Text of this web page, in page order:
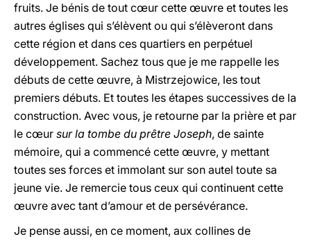
fruits. Je bénis de tout cœur cette œuvre et toutes les
autres églises qui s’élèvent ou qui s’élèveront dans
cette région et dans ces quartiers en perpétuel
développement. Sachez tous que je me rappelle les
débuts de cette œuvre, à Mistrzejowice, les tout
premiers débuts. Et toutes les étapes successives de la
construction. Avec vous, je retourne par la prière et par
le cœur sur la tombe du prêtre Joseph, de sainte
mémoire, qui a commencé cette œuvre, y mettant
toutes ses forces et immolant sur son autel toute sa
jeune vie. Je remercie tous ceux qui continuent cette
œuvre avec tant d’amour et de persévérance.
Je pense aussi, en ce moment, aux collines de